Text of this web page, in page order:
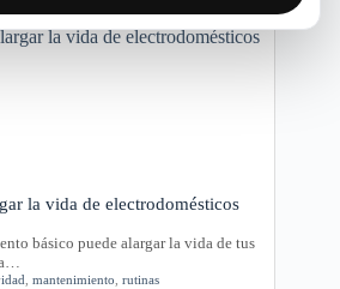
la vida de electrodomésticos
básico puede alargar la vida de tus
mantenimiento rutinas